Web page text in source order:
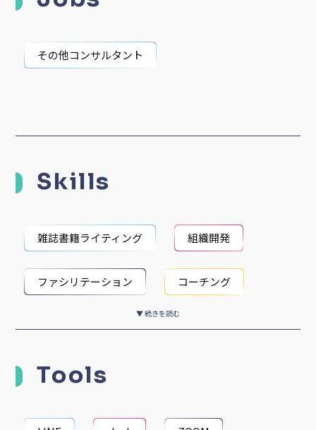
その他コンサルタント
Skills
雑誌書籍ライティング 組織開発
ファシリテーション コーチング
メンタルケア・心理カウンセリング
▼ 続きを読む
Tools